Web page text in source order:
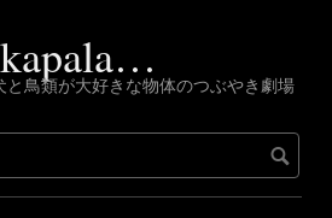
鳥類が大好きな物体のつぶやき劇場